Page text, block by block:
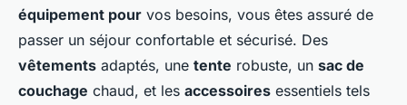
équipement pour vos besoins, vous êtes assuré de
passer un séjour confortable et sécurisé. Des
vêtements adaptés, une tente robuste, un sac de
couchage chaud, et les accessoires essentiels tels